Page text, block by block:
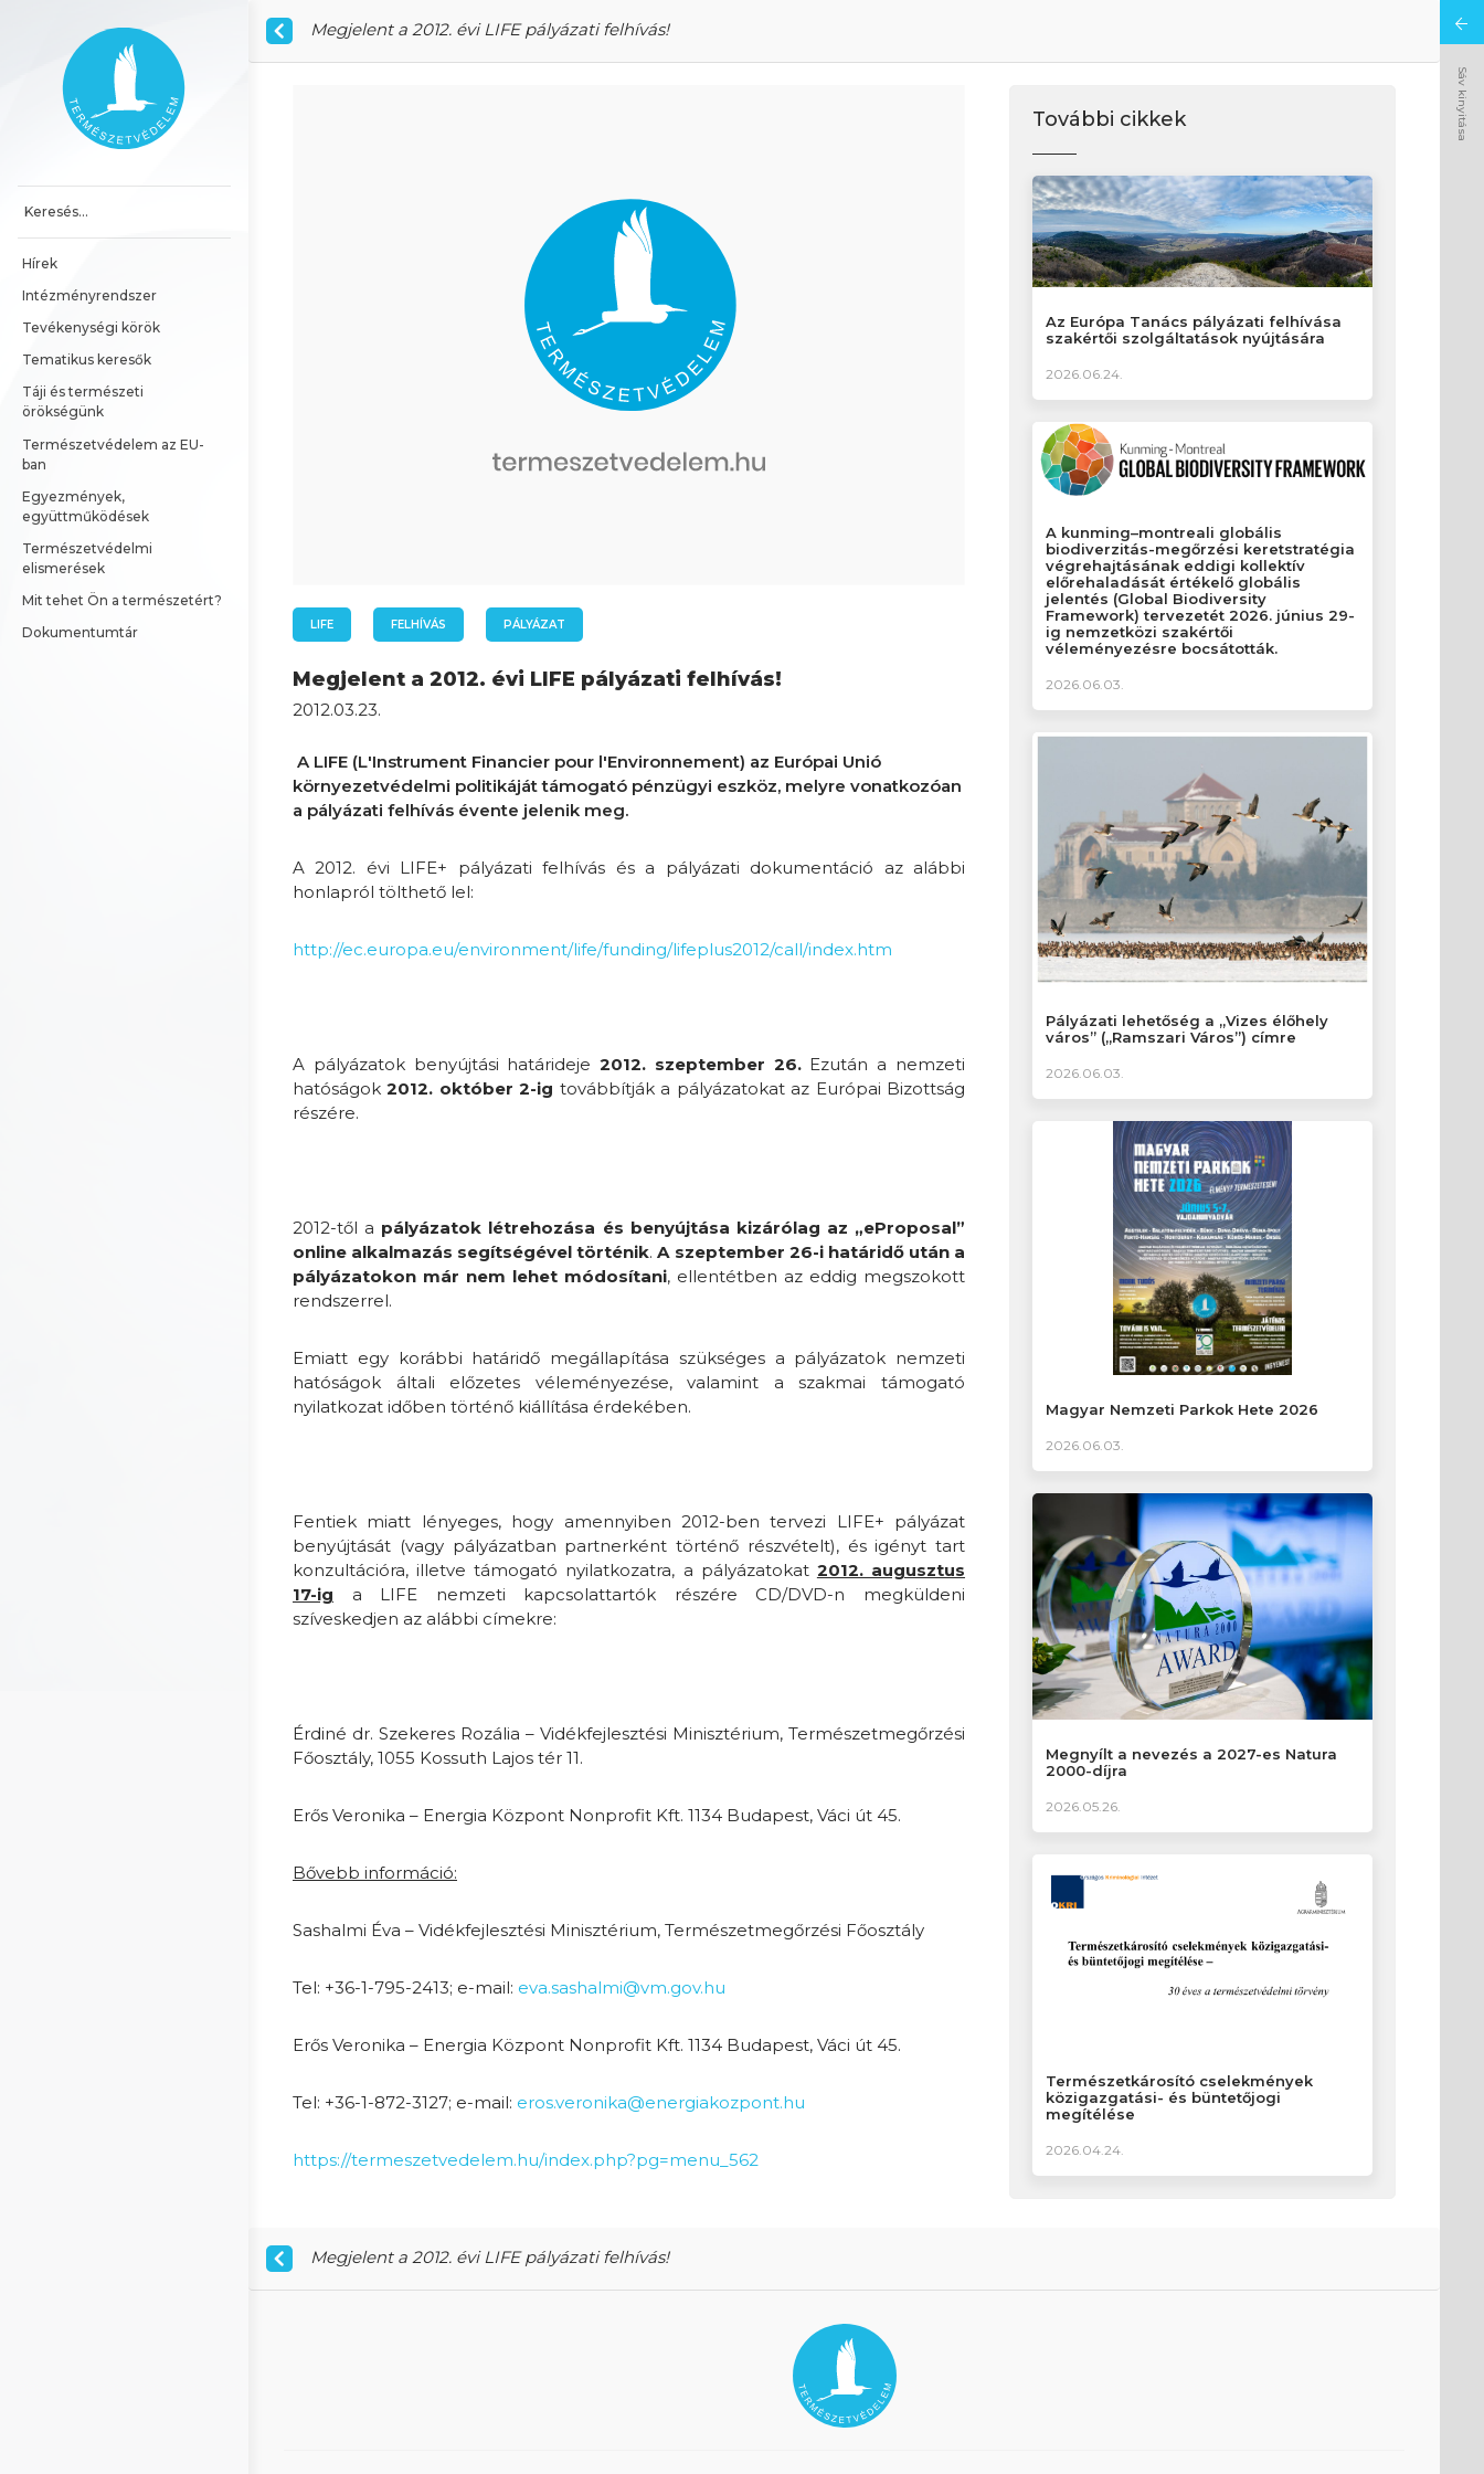
Főoldal
Hírek
Intézményrendszer
Tevékenységi körök
Tematikus keresők
Táji és természeti
örökségünk
Természetvédelem az EU-
ban
Egyezmények,
együttműködések
Természetvédelmi
elismerések
Mit tehet Ön a természetért?
Dokumentumtár
Megjelent a 2012. évi LIFE pályázati felhívás!
LIFE FELHÍVÁS PÁLYÁZAT
Megjelent a 2012. évi LIFE pályázati felhívás!
2012.03.23.
A LIFE (L'Instrument Financier pour l'Environnement) az Európai Unió
környezetvédelmi politikáját támogató pénzügyi eszköz, melyre vonatkozóan
a pályázati felhívás évente jelenik meg.
A 2012. évi LIFE+ pályázati felhívás és a pályázati dokumentáció az alábbi
honlapról tölthető lel:
http://ec.europa.eu/environment/life/funding/lifeplus2012/call/index.htm
A pályázatok benyújtási határideje2012. szeptember 26.Ezután a nemzeti
hatóságok2012. október 2-ig továbbítják a pályázatokat az Európai Bizottság
részére.
2012-től a pályázatok létrehozása és benyújtása kizárólag az „eProposal”
online alkalmazás segítségével történik.A szeptember 26-i határidő után a
pályázatokon már nem lehet módosítani, ellentétben az eddig megszokott
rendszerrel.
Emiatt egy korábbi határidő megállapítása szükséges a pályázatok nemzeti
hatóságok általi előzetes véleményezése, valamint a szakmai támogató
nyilatkozat időben történő kiállítása érdekében.
Fentiek miatt lényeges, hogy amennyiben 2012-ben tervezi LIFE+ pályázat
benyújtását (vagy pályázatban partnerként történő részvételt), és igényt tart
konzultációra, illetve támogató nyilatkozatra, a pályázatokat 2012. augusztus
17-ig a LIFE nemzeti kapcsolattartók részére CD/DVD-n megküldeni
szíveskedjen az alábbi címekre:
Érdiné dr. Szekeres Rozália – Vidékfejlesztési Minisztérium, Természetmegőrzési
Főosztály, 1055 Kossuth Lajos tér 11.
Erős Veronika – Energia Központ Nonprofit Kft. 1134 Budapest, Váci út 45.
Bővebb információ:
Sashalmi Éva – Vidékfejlesztési Minisztérium, Természetmegőrzési Főosztály
Tel: +36-1-795-2413; e-mail: eva.sashalmi@vm.gov.hu
Erős Veronika – Energia Központ Nonprofit Kft. 1134 Budapest, Váci út 45.
Tel: +36-1-872-3127; e-mail: eros.veronika@energiakozpont.hu
https://termeszetvedelem.hu/index.php?pg=menu_562
További cikkek
Az Európa Tanács pályázati felhívása
szakértői szolgáltatások nyújtására
2026.06.24.
A kunming–montreali globális
biodiverzitás-megőrzési keretstratégia
végrehajtásának eddigi kollektív
előrehaladását értékelő globális
jelentés (Global Biodiversity
Framework) tervezetét 2026. június 29-
ig nemzetközi szakértői
véleményezésre bocsátották.
2026.06.03.
Pályázati lehetőség a „Vizes élőhely
város” („Ramszari Város”) címre
2026.06.03.
Magyar Nemzeti Parkok Hete 2026
2026.06.03.
Megnyílt a nevezés a 2027-es Natura
2000-díjra
2026.05.26.
Természetkárosító cselekmények
közigazgatási- és büntetőjogi
megítélése
2026.04.24.
Megjelent a 2012. évi LIFE pályázati felhívás!
Sáv kinyitása